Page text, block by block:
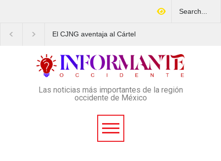
El CJNG aventaja al Cártel
Montenegro
esquema Ponzi con
4 mil afectados
Las noticias más importantes de la región
occidente de México